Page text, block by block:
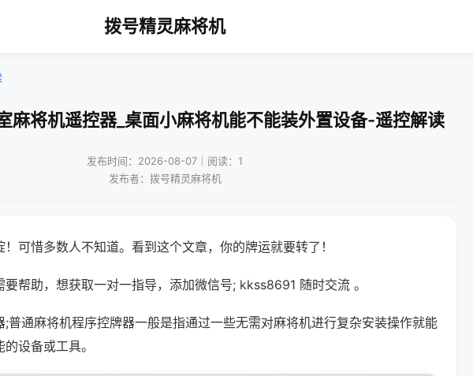
拨号精灵麻将机
麻将机遥控器_桌面小麻将机能不能装外置设备-遥控解读
发布时间：2026-08-07｜阅读：1
发布者：拨号精灵麻将机
可惜多数人不知道。看到这个文章，你的牌运就要转了！
帮助，想获取一对一指导，添加微信号; kkss8691 随时交流 。
;普通麻将机程序控牌器一般是指通过一些无需对麻将机进行复杂安装操作就能
设备或工具。